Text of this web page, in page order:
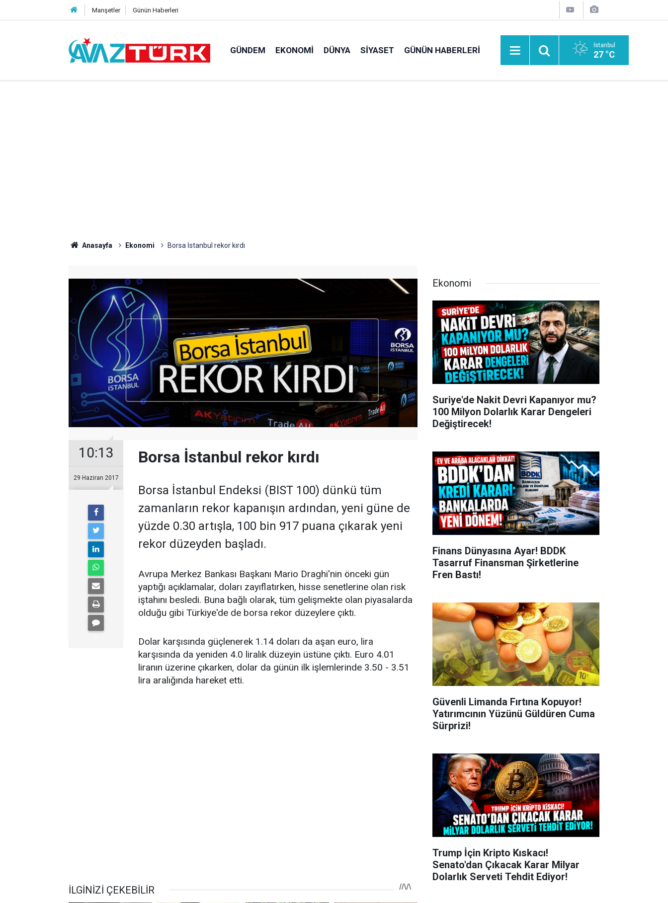
Manşetler Günün Haberleri
GÜNDEM EKONOMI DÜNYA SIYASET GÜNÜN HABERLERI İstanbul
27 °C
Anasayfa Ekonomi Borsa İstanbul rekor kırdı
10:13
29 Haziran 2017
Borsa İstanbul rekor kırdı
Borsa İstanbul Endeksi (BIST 100) dünkü tüm
zamanların rekor kapanışın ardından, yeni güne de
yüzde 0.30 artışla, 100 bin 917 puana çıkarak yeni
rekor düzeyden başladı.
Avrupa Merkez Bankası Başkanı Mario Draghi'nin önceki gün
yaptığı açıklamalar, doları zayıflatırken, hisse senetlerine olan risk
iştahını besledi. Buna bağlı olarak, tüm gelişmekte olan piyasalarda
olduğu gibi Türkiye'de de borsa rekor düzeylere çıktı.
Dolar karşısında güçlenerek 1.14 doları da aşan euro, lira
karşısında da yeniden 4.0 liralık düzeyin üstüne çıktı. Euro 4.01
liranın üzerine çıkarken, dolar da günün ilk işlemlerinde 3.50 - 3.51
lira aralığında hareket etti.
Ekonomi
Suriye'de Nakit Devri Kapanıyor mu?
100 Milyon Dolarlık Karar Dengeleri
Değiştirecek!
Finans Dünyasına Ayar! BDDK
Tasarruf Finansman Şirketlerine
Fren Bastı!
Güvenli Limanda Fırtına Kopuyor!
Yatırımcının Yüzünü Güldüren Cuma
Sürprizi!
Trump İçin Kripto Kıskacı!
Senato'dan Çıkacak Karar Milyar
Dolarlık Serveti Tehdit Ediyor!